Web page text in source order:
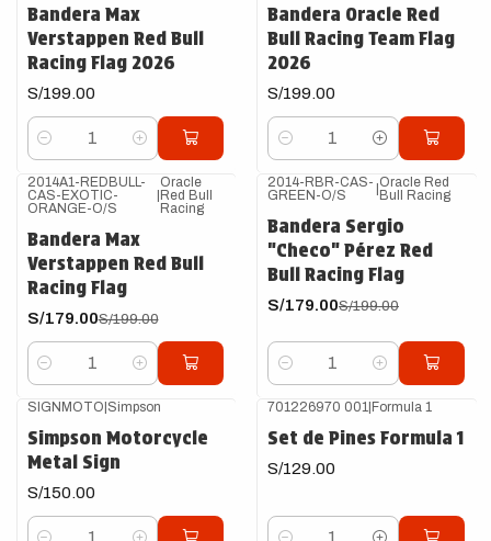
Bandera Max
Verstappen Red Bull
Racing Flag 2026
S/199.00
Cantidad
Bandera Oracle Red
Bull Racing Team Flag
2026
S/199.00
Cantidad
-10%OFF
2014A1-REDBULL-
CAS-EXOTIC-
ORANGE-O/S
Oracle
Red Bull
Racing
Bandera Max
Verstappen Red Bull
Racing Flag
S/179.00S/199.00
Cantidad
-10%OFF
2014-RBR-CAS-
GREEN-O/S
Oracle Red
Bull Racing
Bandera Sergio
"Checo" Pérez Red
Bull Racing Flag
S/179.00S/199.00
Cantidad
SIGNMOTO Simpson
Simpson Motorcycle
Metal Sign
S/150.00
701226970 001 Formula 1
Set de Pines Formula 1
S/129.00